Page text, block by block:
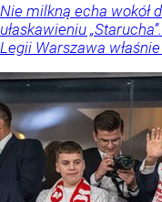
Nie milkną echa wokół
ułaskawieniu
Legii Warszawa